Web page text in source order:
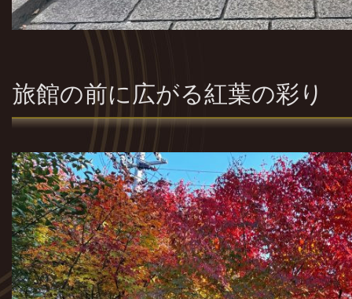
旅館の前に広がる紅葉の彩り